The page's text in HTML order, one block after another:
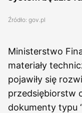
Źródło: gov.pl
Ministerstwo
materiały
pojawiły się
przedsiębiorstw
dokumenty typu